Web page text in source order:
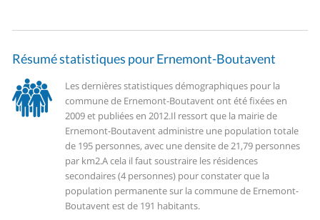
Résumé statistiques pour Ernemont-Boutavent
Les dernières statistiques démographiques pour la
commune de Ernemont-Boutavent ont été fixées en
2009 et publiées en 2012.Il ressort que la mairie de
Ernemont-Boutavent administre une population totale
de 195 personnes, avec une densite de 21,79 personnes
par km2.A cela il faut soustraire les résidences
secondaires (4 personnes) pour constater que la
population permanente sur la commune de Ernemont-
Boutavent est de 191 habitants.